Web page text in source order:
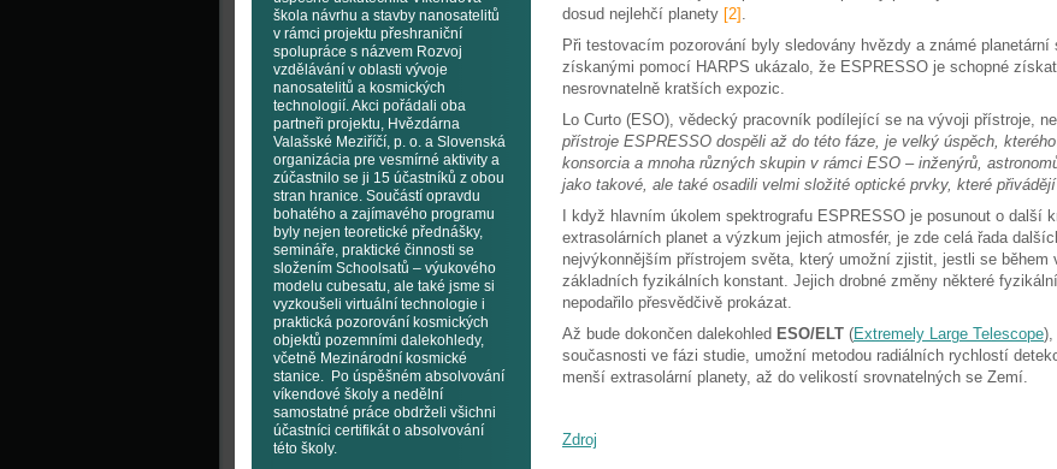
škola návrhu a stavby nanosatelitů
v rámci projektu přeshraniční
spolupráce s názvem Rozvoj
vzdělávání v oblasti vývoje
nanosatelitů a kosmických
technologií. Akci pořádali oba
partneři projektu, Hvězdárna
Valašské Meziříčí, p. o. a Slovenská
organizácia pre vesmírné aktivity a
zúčastnilo se ji 15 účastníků z obou
stran hranice. Součástí opravdu
bohatého a zajímavého programu
byly nejen teoretické přednášky,
semináře, praktické činnosti se
složením Schoolsatů – výukového
modelu cubesatu, ale také jsme si
vyzkoušeli virtuální technologie i
praktická pozorování kosmických
objektů pozemními dalekohledy,
včetně Mezinárodní kosmické
stanice. Po úspěšném absolvování
víkendové školy a nedělní
samostatné práce obdrželi všichni
účastníci certifikát o absolvování
této školy.
dosud nejlehčí planety [2] .
Při testovacím pozorování byly sledovány hvězdy a známé
získanými pomocí HARPS ukázalo, že ESPRESSO je schopné
nesrovnatelně kratších expozic.
Lo Curto (ESO), vědecký pracovník podílející se na vývoji přístroje,
přístroje ESPRESSO dospěli až do této fáze, je velký úspěch,
konsorcia a mnoha různých skupin v rámci ESO – inženýrů,
jako takové, ale také osadili velmi složité optické prvky, které
I když hlavním úkolem spektrografu ESPRESSO je posunout o další
extrasolárních planet a výzkum jejich atmosfér, je zde celá řada
nejvýkonnějším přístrojem světa, který umožní zjistit, jestli se během
základních fyzikálních konstant. Jejich drobné změny některé
nepodařilo přesvědčivě prokázat.
Až bude dokončen dalekohled ESO/ELT (Extremely Large Telescope),
současnosti ve fázi studie, umožní metodou radiálních rychlostí
menší extrasolární planety, až do velikostí srovnatelných se Zemí.
Zdroj